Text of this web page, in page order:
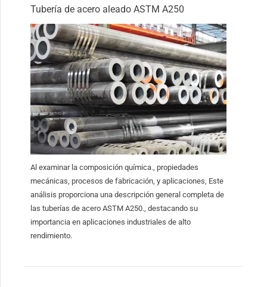
Tubería de acero aleado ASTM A250
Al examinar la composición química., propiedades
mecánicas, procesos de fabricación, y aplicaciones, Este
análisis proporciona una descripción general completa de
las tuberías de acero ASTM A250., destacando su
importancia en aplicaciones industriales de alto
rendimiento.